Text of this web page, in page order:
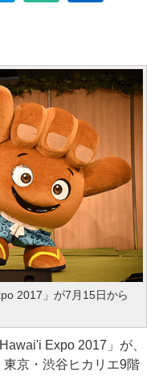
2017」が7月15日から
Expo 2017」が、
京・渋谷ヒカリエ9階